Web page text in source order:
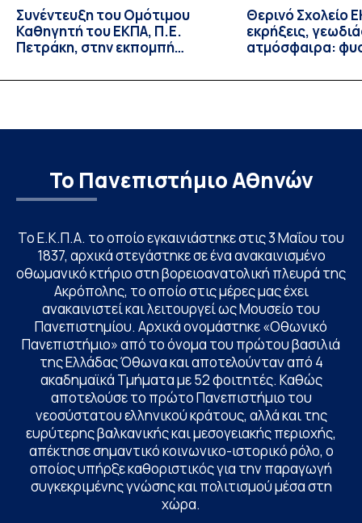
Συνέντευξη του Ομότιμου
Καθηγητή του ΕΚΠΑ, Π.Ε.
Πετράκη, στην εκπομπή
Θερινό Σχολείο
εκρήξεις,
ατμόσφαιρα:
βιολογικές
Το Πανεπιστήμιο Αθηνών
Το Ε.Κ.Π.Α. το οποίο εγκαινιάστηκε στις 3 Μαΐου του
1837, αρχικά στεγάστηκε σε ένα ανακαινισμένο
οθωμανικό κτήριο στη βορειοανατολική πλευρά της
Ακρόπολης, το οποίο στις μέρες μας έχει
ανακαινιστεί και λειτουργεί ως Μουσείο του
Πανεπιστημίου. Αρχικά ονομάστηκε «Οθωνικό
Πανεπιστήμιο» από το όνομα του πρώτου βασιλιά
της Ελλάδας Όθωνα και αποτελούνταν από 4
ακαδημαϊκά Τμήματα με 52 φοιτητές. Καθώς
αποτελούσε το πρώτο Πανεπιστήμιο του
νεοσύστατου ελληνικού κράτους, αλλά και της
ευρύτερης βαλκανικής και μεσογειακής περιοχής,
απέκτησε σημαντικό κοινωνικο-ιστορικό ρόλο, ο
οποίος υπήρξε καθοριστικός για την παραγωγή
συγκεκριμένης γνώσης και πολιτισμού μέσα στη
χώρα.